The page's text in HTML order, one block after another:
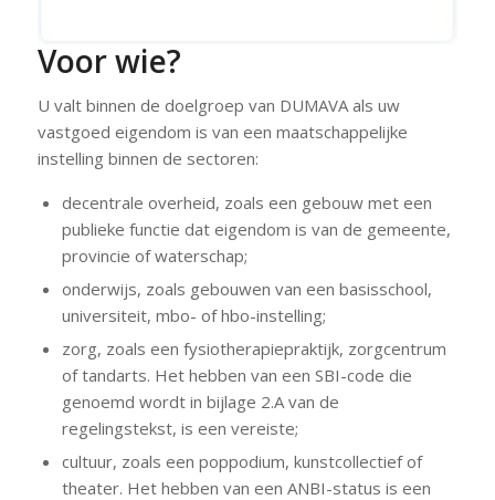
Voor wie?
U valt binnen de doelgroep van DUMAVA als uw
vastgoed eigendom is van een maatschappelijke
instelling binnen de sectoren:
decentrale overheid, zoals een gebouw met een
publieke functie dat eigendom is van de gemeente,
provincie of waterschap;
onderwijs, zoals gebouwen van een basisschool,
universiteit, mbo- of hbo-instelling;
zorg, zoals een fysiotherapiepraktijk, zorgcentrum
of tandarts. Het hebben van een SBI-code die
genoemd wordt in bijlage 2.A van de
regelingstekst, is een vereiste;
cultuur, zoals een poppodium, kunstcollectief of
theater. Het hebben van een ANBI-status is een